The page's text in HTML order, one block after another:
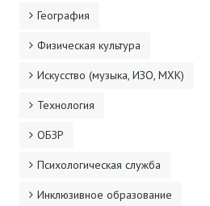
География
Физическая культура
Искусство (музыка, ИЗО, МХК)
Технология
ОБЗР
Психологическая служба
Инклюзивное образование